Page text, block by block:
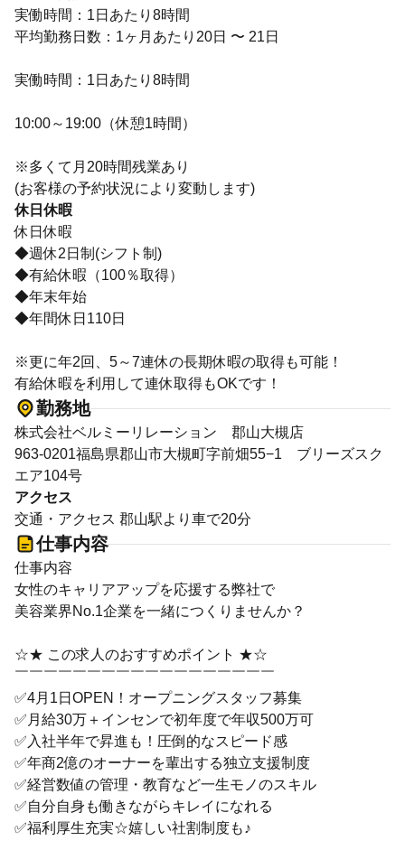
実働時間：1日あたり8時間
平均勤務日数：1ヶ月あたり20日 〜 21日
実働時間：1日あたり8時間
10:00～19:00（休憩1時間）
※多くて月20時間残業あり
(お客様の予約状況により変動します)
休日休暇
休日休暇
◆週休2日制(シフト制)
◆有給休暇（100％取得）
◆年末年始
◆年間休日110日
※更に年2回、5～7連休の長期休暇の取得も可能！
有給休暇を利用して連休取得もOKです！
勤務地
株式会社ベルミーリレーション 郡山大槻店
963-0201福島県郡山市大槻町字前畑55−1 ブリーズスク
エア104号
アクセス
交通・アクセス 郡山駅より車で20分
仕事内容
仕事内容
女性のキャリアアップを応援する弊社で
美容業界No.1企業を一緒につくりませんか？
☆★ この求人のおすすめポイント ★☆
￣￣￣￣￣￣￣￣￣￣￣￣￣￣￣￣￣￣
✅4月1日OPEN！オープニングスタッフ募集
✅月給30万＋インセンで初年度で年収500万可
✅入社半年で昇進も！圧倒的なスピード感
✅年商2億のオーナーを輩出する独立支援制度
✅経営数値の管理・教育など一生モノのスキル
✅自分自身も働きながらキレイになれる
✅福利厚生充実☆嬉しい社割制度も♪